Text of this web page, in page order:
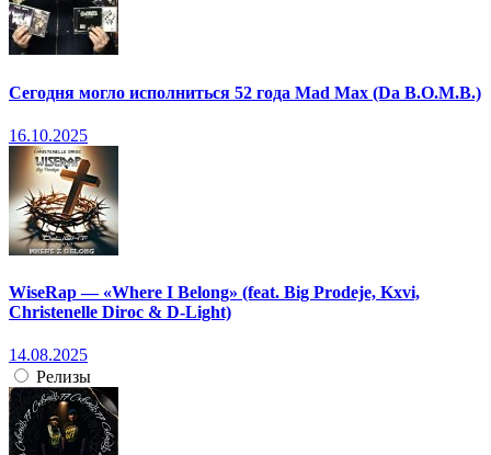
Сегодня могло исполниться 52 года Mad Max (Da B.O.M.B.)
16.10.2025
WiseRap — «Where I Belong» (feat. Big Prodeje, Kxvi,
Christenelle Diroc & D-Light)
14.08.2025
Релизы